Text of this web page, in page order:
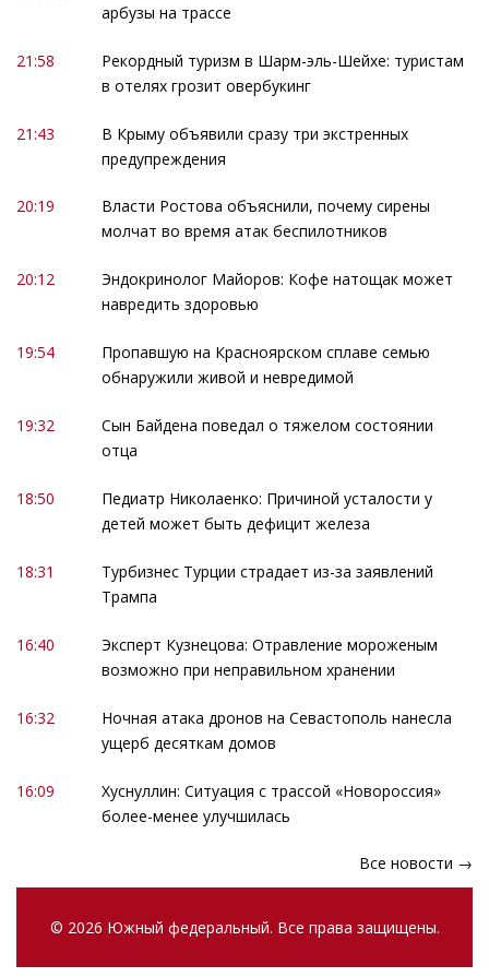
арбузы на трассе
21:58
Рекордный туризм в Шарм-эль-Шейхе: туристам
в отелях грозит овербукинг
21:43
В Крыму объявили сразу три экстренных
предупреждения
20:19
Власти Ростова объяснили, почему сирены
молчат во время атак беспилотников
20:12
Эндокринолог Майоров: Кофе натощак может
навредить здоровью
19:54
Пропавшую на Красноярском сплаве семью
обнаружили живой и невредимой
19:32
Сын Байдена поведал о тяжелом состоянии
отца
18:50
Педиатр Николаенко: Причиной усталости у
детей может быть дефицит железа
18:31
Турбизнес Турции страдает из-за заявлений
Трампа
16:40
Эксперт Кузнецова: Отравление мороженым
возможно при неправильном хранении
16:32
Ночная атака дронов на Севастополь нанесла
ущерб десяткам домов
16:09
Хуснуллин: Ситуация с трассой «Новороссия»
более-менее улучшилась
Все новости →
© 2026 Южный федеральный. Все права защищены.